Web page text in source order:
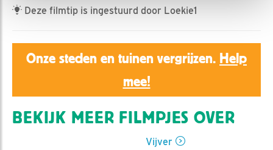
Deze filmtip is ingestuurd door Loekie1
Onze steden en tuinen vergrijzen. Help
mee!
BEKIJK MEER FILMPJES OVER
Vijver